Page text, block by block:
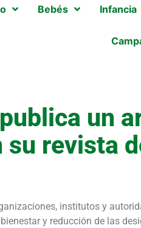
Bebés Infancia
un
revista
institutos y
y reducción de las